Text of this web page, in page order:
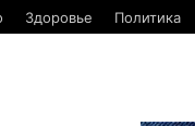
Здоровье Политика